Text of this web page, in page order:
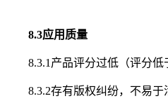
8.3应用质量
8.3.1产品评分过低（评分低
8.3.2存有版权纠纷，不易于